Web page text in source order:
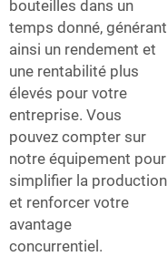
bouteilles dans un
temps donné, générant
ainsi un rendement et
une rentabilité plus
élevés pour votre
entreprise. Vous
pouvez compter sur
notre équipement pour
simplifier la production
et renforcer votre
avantage
concurrentiel.